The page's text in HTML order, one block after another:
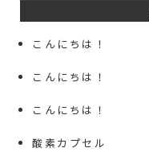
こんにちは！
こんにちは！
こんにちは！
酸素カプセル